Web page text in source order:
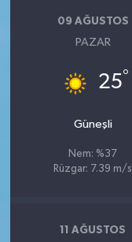
09 AĞUSTOS
PAZAR
25°
Güneşli
Nem: %37
Rüzgar: 7.39 m/s
11 AĞUSTOS